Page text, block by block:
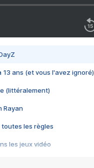
13 ans (et vous l'avez ignoré)
(littéralement)
Rayan
toutes les règles
les jeux vidéo